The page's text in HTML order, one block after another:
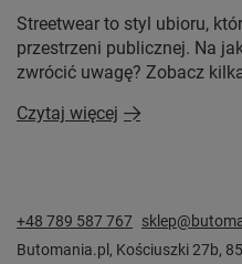
Streetwear to styl ubioru,
przestrzeni publicznej. Na
zwrócić uwagę? Zobacz
Czytaj więcej
+48 789 587 767
Butomania.pl , Kościuszki 27b,